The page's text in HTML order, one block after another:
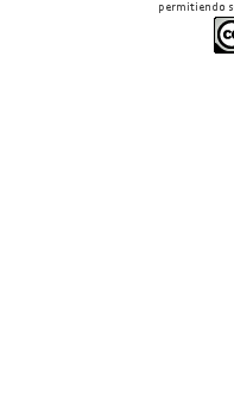
permitiendo